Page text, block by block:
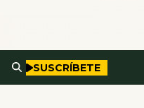
SUSCRÍBETE